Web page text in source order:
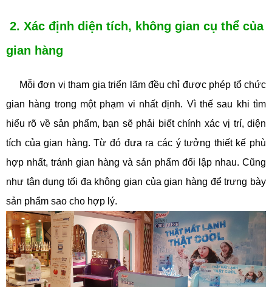
2. Xác định diện tích, không gian cụ thể của
gian hàng
Mỗi đơn vị tham gia triển lãm đều chỉ được phép tổ chức
gian hàng trong một phạm vi nhất định. Vì thế sau khi tìm
hiểu rõ về sản phẩm, bạn sẽ phải biết chính xác vị trí, diện
tích của gian hàng. Từ đó đưa ra các ý tưởng thiết kế phù
hợp nhất, tránh gian hàng và sản phẩm đối lập nhau. Cũng
như tận dụng tối đa không gian của gian hàng để trưng bày
sản phẩm sao cho hợp lý.